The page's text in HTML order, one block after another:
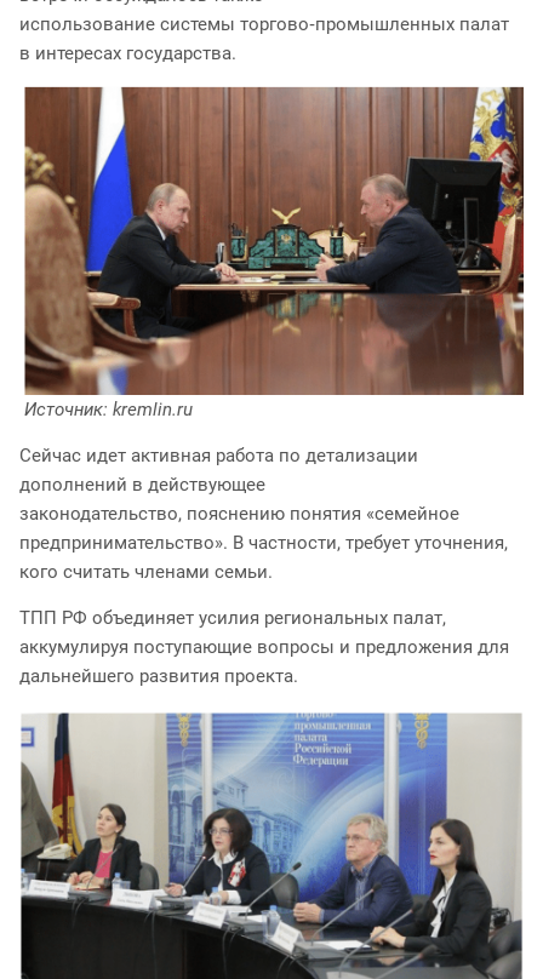
использование системы торгово‑промышленных палат
в интересах государства.
Источник: kremlin.ru
Сейчас идет активная работа по детализации
дополнений в действующее
законодательство, пояснению понятия «семейное
предпринимательство». В частности, требует уточнения,
кого считать членами семьи.
ТПП РФ объединяет усилия региональных палат,
аккумулируя поступающие вопросы и предложения для
дальнейшего развития проекта.